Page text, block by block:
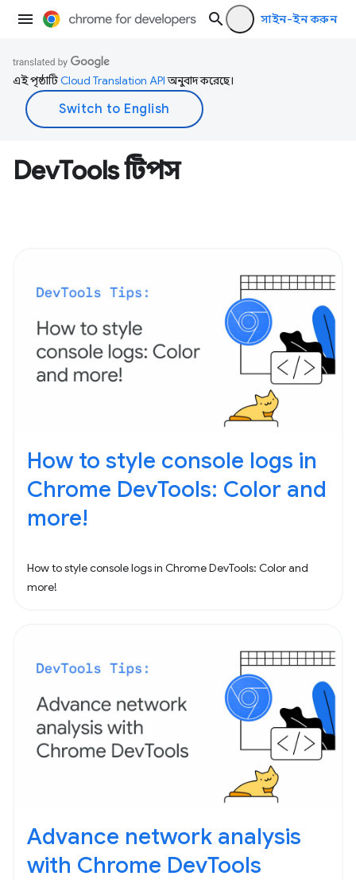
সাইন-ইন করুন
এই পৃষ্ঠাটিCloud Translation APIঅনুবাদ করেছে।
DevTools টিপস
How to style console logs in
Chrome DevTools: Color and
more!
How to style console logs in Chrome DevTools: Color and
more!
Advance network analysis
with Chrome DevTools